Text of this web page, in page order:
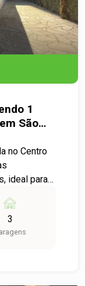
1
no Centro
ideal para
sendo
3